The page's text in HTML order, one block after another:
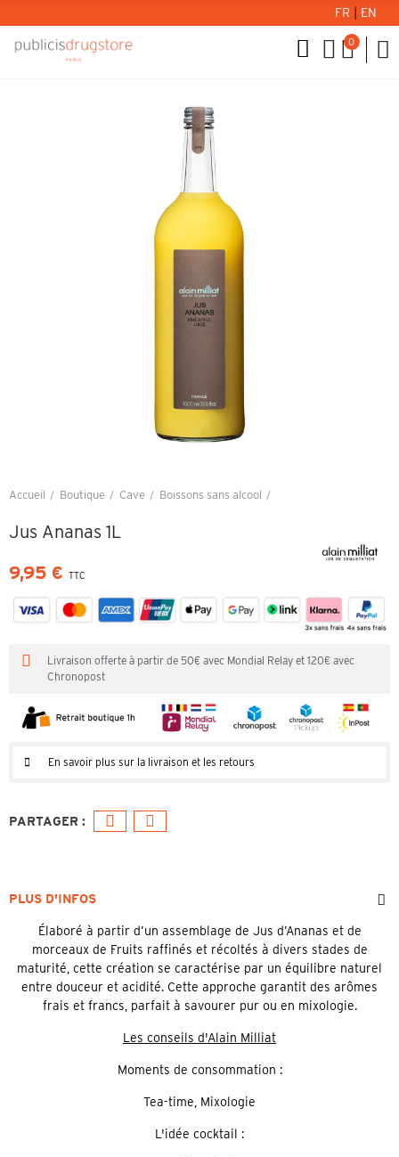
FR EN
0
Accueil Boutique Cave Boissons sans alcool
Jus Ananas 1L
9,95 € TTC
Livraison offerte à partir de 50€ avec Mondial Relay et 120€ avec
Chronopost
En savoir plus sur la livraison et les retours
PLUS D'INFOS
Élaboré à partir d’un assemblage de Jus d’Ananas et de
morceaux de Fruits raffinés et récoltés à divers stades de
maturité, cette création se caractérise par un équilibre naturel
entre douceur et acidité. Cette approche garantit des arômes
frais et francs, parfait à savourer pur ou en mixologie.
Les conseils d'Alain Milliat
Moments de consommation :
Tea-time, Mixologie
L'idée cocktail :